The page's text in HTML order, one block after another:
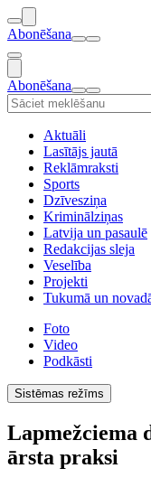
Abonēšana
Abonēšana
Aktuāli
Lasītājs jautā
Reklāmraksti
Sports
Dzīvesziņa
Kriminālziņas
Latvija un pasaulē
Redakcijas sleja
Veselība
Projekti
Tukumā un
Foto
Video
Podkāsti
Sistēmas režīms
Lapmežciema
ārsta praksi